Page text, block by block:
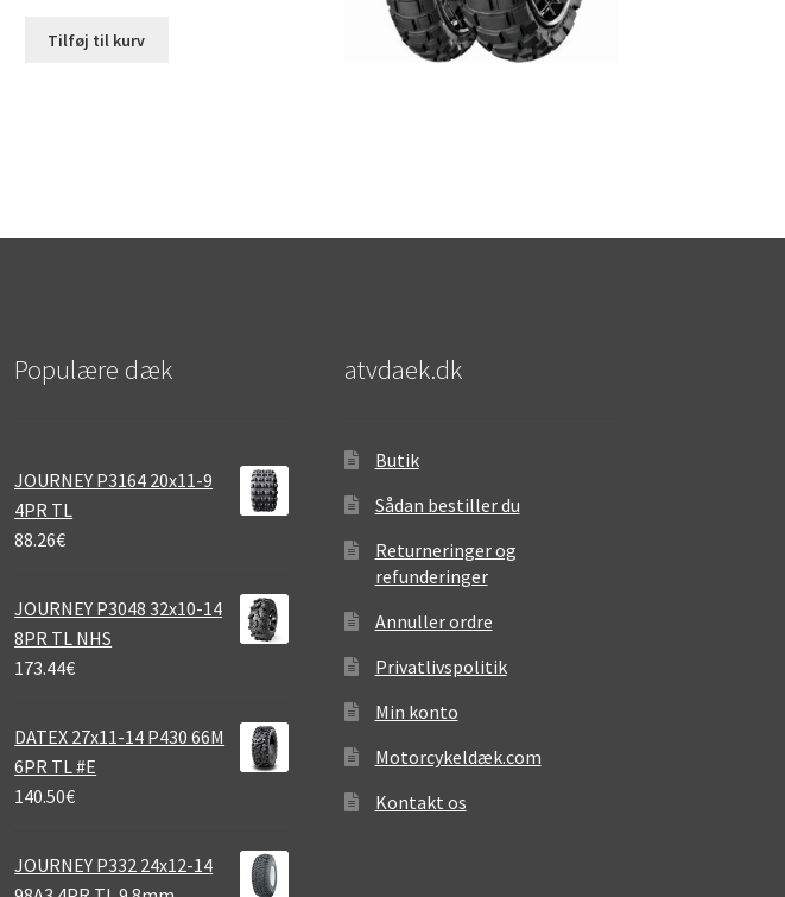
Tilføj til kurv
Populære dæk
JOURNEY P3164 20x11-9
4PR TL
88.26€
JOURNEY P3048 32x10-14
8PR TL NHS
173.44€
DATEX 27x11-14 P430 66M
6PR TL #E
140.50€
JOURNEY P332 24x12-14
atvdaek.dk
Butik
Sådan bestiller du
Returneringer og
refunderinger
Annuller ordre
Privatlivspolitik
Min konto
Motorcykeldæk.com
Kontakt os